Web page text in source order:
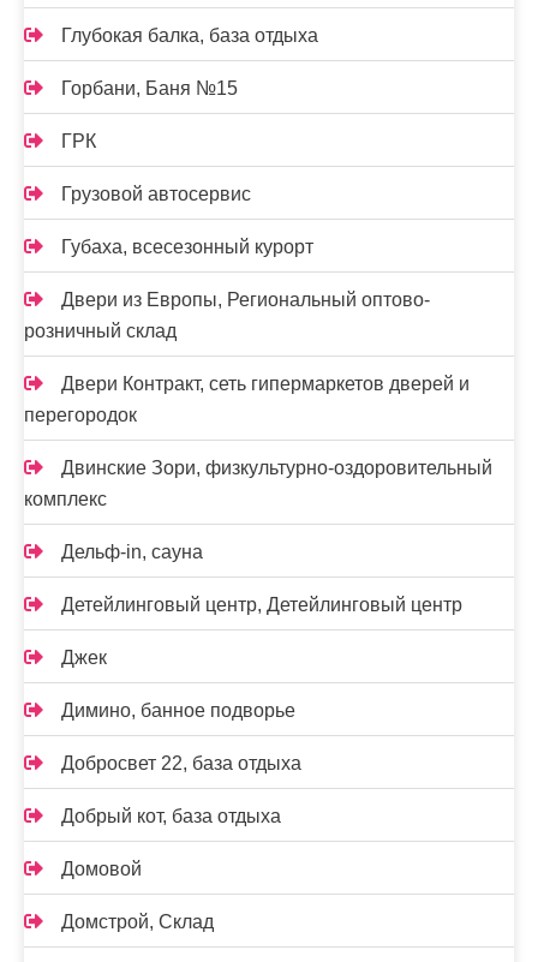
Глубокая балка, база отдыха
Горбани, Баня №15
ГРК
Грузовой автосервис
Губаха, всесезонный курорт
Двери из Европы, Региональный оптово-
розничный склад
Двери Контракт, сеть гипермаркетов дверей и
перегородок
Двинские Зори, физкультурно-оздоровительный
комплекс
Дельф-in, сауна
Детейлинговый центр, Детейлинговый центр
Джек
Димино, банное подворье
Добросвет 22, база отдыха
Добрый кот, база отдыха
Домовой
Домстрой, Склад